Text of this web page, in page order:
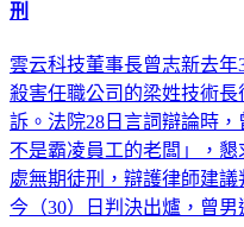
刑
雲云科技董事長曾志新去
殺害任職公司的梁姓技術
訴。法院28日言詞辯論時
不是霸凌員工的老闆」，
處無期徒刑，辯護律師建
今（30）日判決出爐，曾